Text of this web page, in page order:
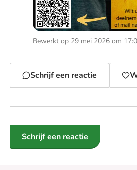
Bewerkt op 29 mei 2026 om
Schrijf een reactie
Schrijf een reactie